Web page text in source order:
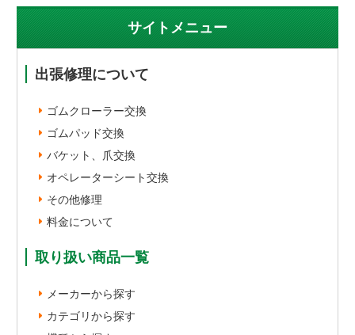
サイトメニュー
出張修理について
ゴムクローラー交換
ゴムパッド交換
バケット、爪交換
オペレーターシート交換
その他修理
料金について
取り扱い商品一覧
メーカーから探す
カテゴリから探す